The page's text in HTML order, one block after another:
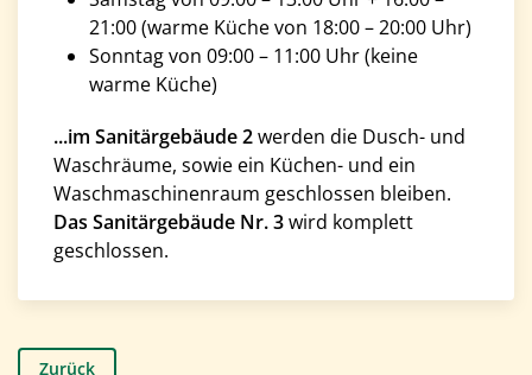
21:00 (warme Küche von 18:00 – 20:00 Uhr)
Sonntag von 09:00 – 11:00 Uhr (keine
warme Küche)
...im Sanitärgebäude 2werden die Dusch- und
Waschräume, sowie ein Küchen- und ein
Waschmaschinenraum geschlossen bleiben.
Das Sanitärgebäude Nr. 3wird komplett
geschlossen.
Zurück